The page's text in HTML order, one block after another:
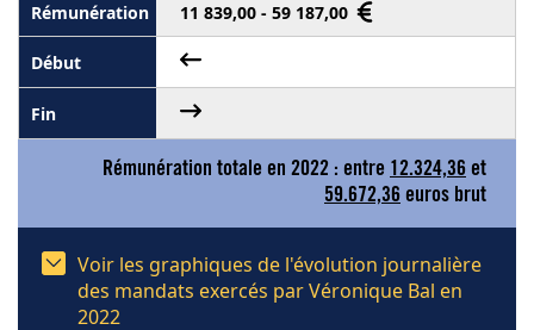
11 839,00 - 59 187,00
Rémunération totale en 2022 : entre 12.324,36 et
59.672,36 euros brut
Voir les graphiques de l'évolution journalière
des mandats exercés par Véronique Bal en
2022